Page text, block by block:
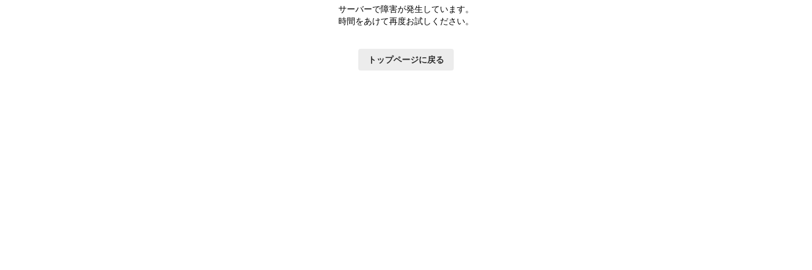
サーバーで障害が発生しています。
時間をあけて再度お試しください。
トップページに戻る